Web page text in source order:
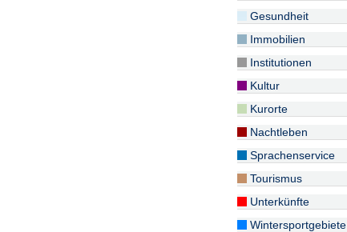
Gesundheit
Immobilien
Institutionen
Kultur
Kurorte
Nachtleben
Sprachenservice
Tourismus
Unterkünfte
Wintersportgebiete